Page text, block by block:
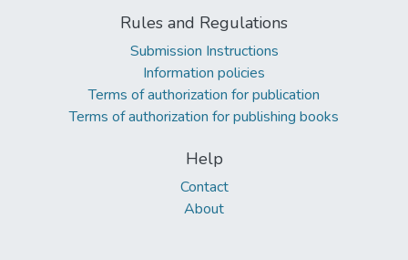
Rules and Regulations
Submission Instructions
Information policies
Terms of authorization for publication
Terms of authorization for publishing books
Help
Contact
About